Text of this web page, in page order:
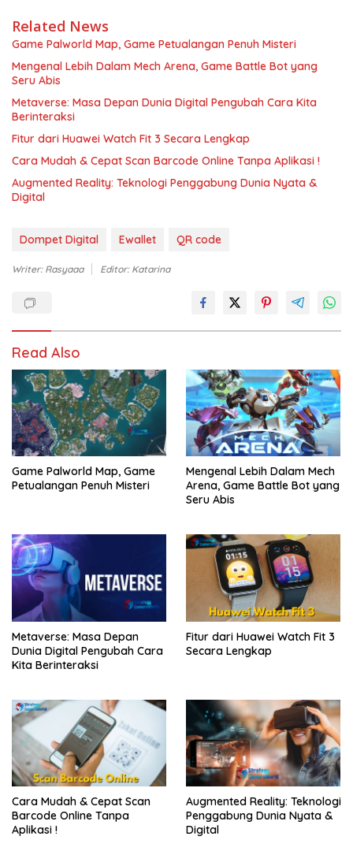
Related News
Game Palworld Map, Game Petualangan Penuh Misteri
Mengenal Lebih Dalam Mech Arena, Game Battle Bot yang
Seru Abis
Metaverse: Masa Depan Dunia Digital Pengubah Cara Kita
Berinteraksi
Fitur dari Huawei Watch Fit 3 Secara Lengkap
Cara Mudah & Cepat Scan Barcode Online Tanpa Aplikasi !
Augmented Reality: Teknologi Penggabung Dunia Nyata &
Digital
Dompet Digital Ewallet QR code
Writer: Rasyaaa Editor: Katarina
Read Also
Game Palworld Map, Game
Petualangan Penuh Misteri
Mengenal Lebih Dalam Mech
Arena, Game Battle Bot yang
Seru Abis
Metaverse: Masa Depan
Dunia Digital Pengubah Cara
Kita Berinteraksi
Fitur dari Huawei Watch Fit 3
Secara Lengkap
Cara Mudah & Cepat Scan
Barcode Online Tanpa
Aplikasi !
Augmented Reality: Teknologi
Penggabung Dunia Nyata &
Digital